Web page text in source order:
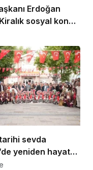
Erdoğan
sosyal konut
başlıyor
sevda
yeniden hayat